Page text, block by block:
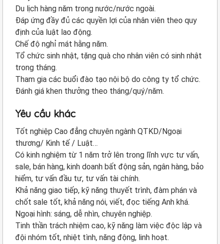
Du lịch hàng năm trong nước/nước ngoài.
Đáp ứng đầy đủ các quyền lợi của nhân viên theo quy
định của luật lao động.
Chế độ nghỉ mát hằng năm.
Tổ chức sinh nhật, tặng quà cho nhân viên có sinh nhật
trong tháng.
Tham gia các buổi đào tạo nội bộ do công ty tổ chức.
Đánh giá khen thưởng theo tháng/quý/năm.
Yêu cầu khác
Tốt nghiệp Cao đẳng chuyên ngành QTKD/Ngoại
thương/ Kinh tế / Luật…
Có kinh nghiệm từ 1 năm trở lên trong lĩnh vực tư vấn,
sale, bán hàng, kinh doanh bất động sản, ngân hàng, bảo
hiểm, tư vấn đầu tư, tư vấn tài chính.
Khả năng giao tiếp, kỹ năng thuyết trình, đàm phán và
chốt sale tốt, khả năng nói, viết, đọc tiếng Anh khá.
Ngoại hình: sáng, dễ nhìn, chuyên nghiệp.
Tinh thần trách nhiệm cao, kỹ năng làm việc độc lập và
đội nhóm tốt, nhiệt tình, năng động, linh hoạt.